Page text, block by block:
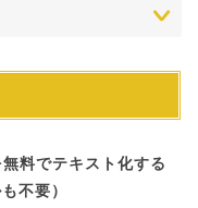
料でテキスト化する
不要）